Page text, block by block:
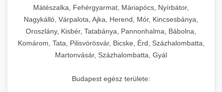
Mátészalka, Fehérgyarmat, Máriapócs, Nyírbátor,
Nagykálló, Várpalota, Ajka, Herend, Mór, Kincsesbánya,
Oroszlány, Kisbér, Tatabánya, Pannonhalma, Bábolna,
Komárom, Tata, Pilisvörösvár, Bicske, Érd, Százhalombatta,
Martonvásár, Százhalombatta, Gyál
Budapest egész területe: